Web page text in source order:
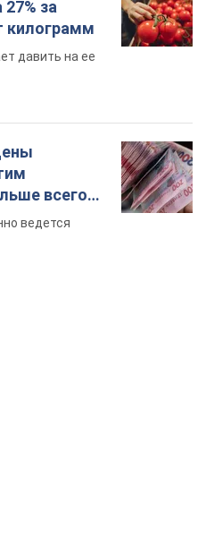
за
килограмм
давить на ее
всего
ведется